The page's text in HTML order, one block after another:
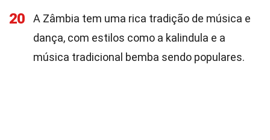
20
A Zâmbia tem uma rica tradição de música e
dança, com estilos como a kalindula e a
música tradicional bemba sendo populares.